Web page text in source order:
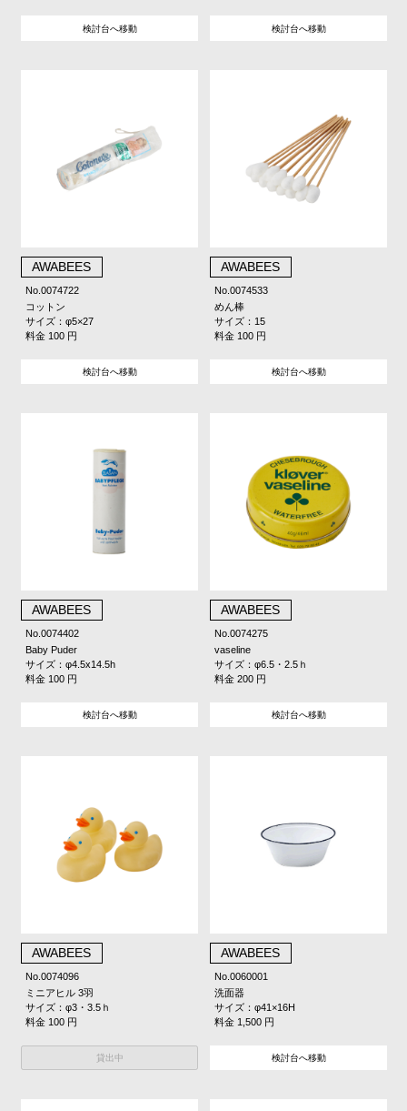
検討台へ移動 検討台へ移動
AWABEES
No.0074722
コットン
サイズ：φ5×27
料金 100 円
検討台へ移動
AWABEES
No.0074533
めん棒
サイズ：15
料金 100 円
検討台へ移動
AWABEES
No.0074402
Baby Puder
サイズ：φ4.5x14.5h
料金 100 円
検討台へ移動
AWABEES
No.0074275
vaseline
サイズ：φ6.5・2.5ｈ
料金 200 円
検討台へ移動
AWABEES
No.0074096
ミニアヒル 3羽
サイズ：φ3・3.5ｈ
料金 100 円
貸出中
AWABEES
No.0060001
洗面器
サイズ：φ41×16H
料金 1,500 円
検討台へ移動